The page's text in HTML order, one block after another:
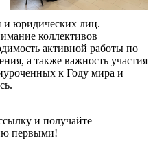
и юридических лиц.
коллективов
активной работы по
а также важность участия
к Году мира и
и получайте
первыми!